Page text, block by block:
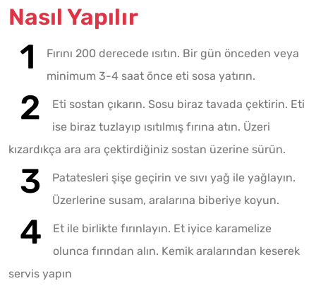
Nasıl Yapılır
Fırını 200 derecede ısıtın. Bir gün önceden veya
minimum 3-4 saat önce eti sosa yatırın.
Eti sostan çıkarın. Sosu biraz tavada çektirin. Eti
ise biraz tuzlayıp ısıtılmış fırına atın. Üzeri
kızardıkça ara ara çektirdiğiniz sostan üzerine sürün.
Patatesleri şişe geçirin ve sıvı yağ ile yağlayın.
Üzerlerine susam, aralarına biberiye koyun.
Et ile birlikte fırınlayın. Et iyice karamelize
olunca fırından alın. Kemik aralarından keserek
servis yapın